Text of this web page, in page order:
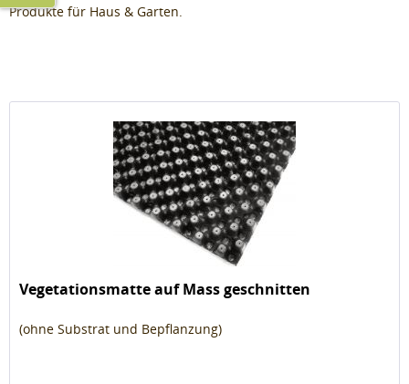
Produkte für Haus & Garten.
Vegetationsmatte auf Mass geschnitten
(ohne Substrat und Bepflanzung)